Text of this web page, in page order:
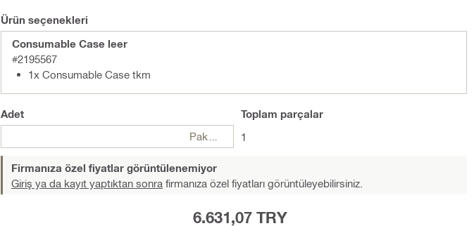
Ürün seçenekleri
Consumable Case leer
#2195567
1x Consumable Case tkm
Adet
Toplam parçalar
1
Firmanıza özel fiyatlar görüntülenemiyor
Giriş ya da kayıt yaptıktan sonra firmanıza özel fiyatları görüntüleyebilirsiniz.
6.631,07 TRY